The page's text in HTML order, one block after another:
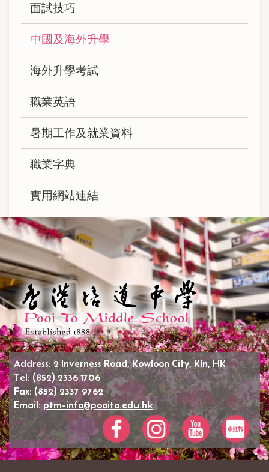
面試技巧
中國及海外升學
海外升學考試
職業英語
暑期工作及就業資料
職業字典
實用網站連結
Address:2 Inverness Road, Kowloon City, Kln, HK
Tel: (852) 2336 1706
Fax: (852) 2337 9762
Email:ptm-info@pooito.edu.hk